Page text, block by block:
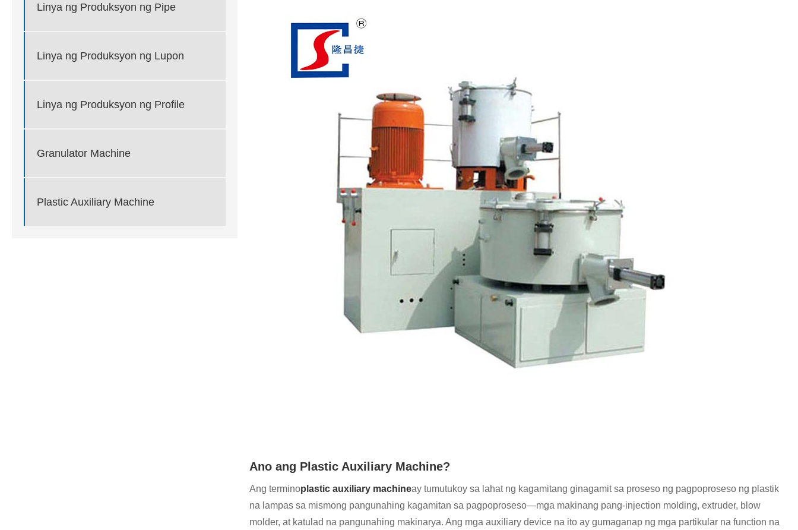
Linya ng Produksyon ng Pipe
Linya ng Produksyon ng Lupon
Linya ng Produksyon ng Profile
Granulator Machine
Plastic Auxiliary Machine
Ano ang Plastic Auxiliary Machine?
Ang terminoplastic auxiliary machineay tumutukoy sa lahat ng kagamitang ginagamit sa proseso ng pagpoproseso ng plastik
na lampas sa mismong pangunahing kagamitan sa pagpoproseso—mga makinang pang-injection molding, extruder, blow
molder, at katulad na pangunahing makinarya. Ang mga auxiliary device na ito ay gumaganap ng mga partikular na function na